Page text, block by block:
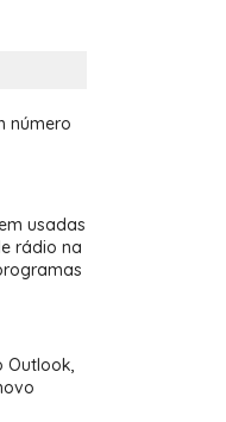
número
usadas
rádio na
Outlook,